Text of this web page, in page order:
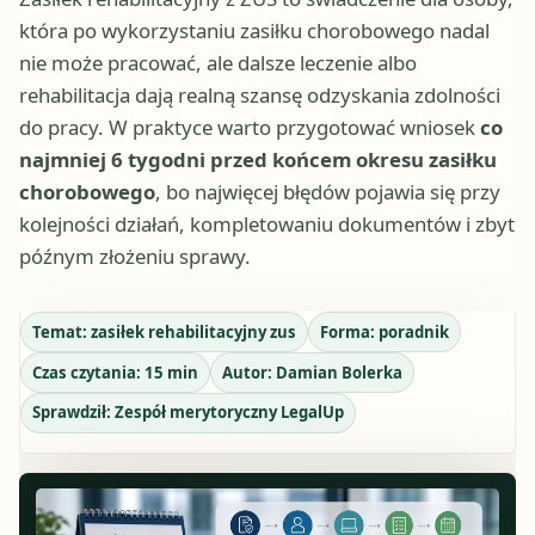
która po wykorzystaniu zasiłku chorobowego nadal
nie może pracować, ale dalsze leczenie albo
rehabilitacja dają realną szansę odzyskania zdolności
do pracy. W praktyce warto przygotować wniosekco
najmniej 6 tygodni przed końcem okresu zasiłku
chorobowego, bo najwięcej błędów pojawia się przy
kolejności działań, kompletowaniu dokumentów i zbyt
późnym złożeniu sprawy.
Temat: zasiłek rehabilitacyjny zus Forma: poradnik
Czas czytania: 15 min Autor: Damian Bolerka
Sprawdził: Zespół merytoryczny LegalUp